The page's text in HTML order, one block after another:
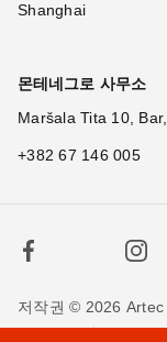
Shanghai
몬테네그로 사무소
Maršala Tita 10,
+382 67 146 005
저작권 © 2026 Artec